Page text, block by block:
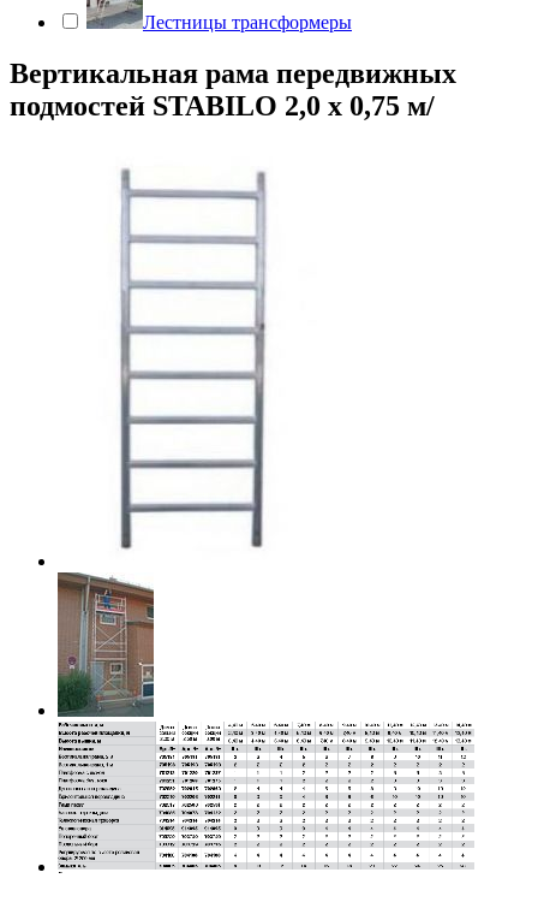
Лестницы трансформеры
Вертикальная рама передвижных
подмостей STABILO 2,0 х 0,75 м/